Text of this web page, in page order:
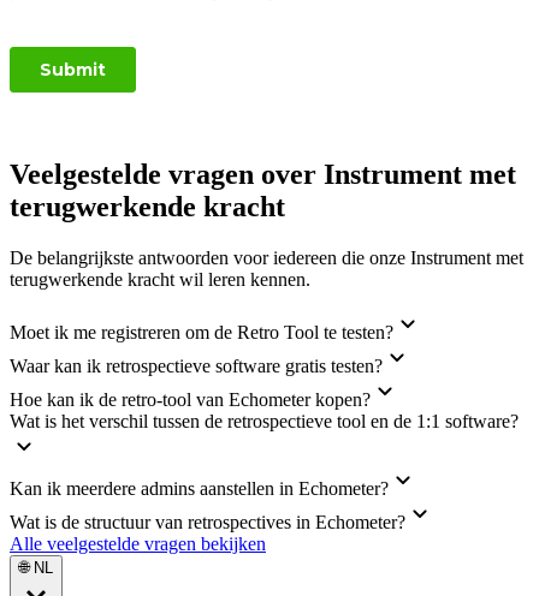
Veelgestelde vragen over Instrument met
terugwerkende kracht
De belangrijkste antwoorden voor iedereen die onze Instrument met
terugwerkende kracht wil leren kennen.
Moet ik me registreren om de Retro Tool te testen?
Waar kan ik retrospectieve software gratis testen?
Hoe kan ik de retro-tool van Echometer kopen?
Wat is het verschil tussen de retrospectieve tool en de 1:1 software?
Kan ik meerdere admins aanstellen in Echometer?
Wat is de structuur van retrospectives in Echometer?
Alle veelgestelde vragen bekijken
🌐 NL